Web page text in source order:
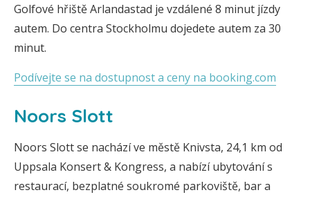
Golfové hřiště Arlandastad je vzdálené 8 minut jízdy
autem. Do centra Stockholmu dojedete autem za 30
minut.
Podívejte se na dostupnost a ceny na booking.com
Noors Slott
Noors Slott se nachází ve městě Knivsta, 24,1 km od
Uppsala Konsert & Kongress, a nabízí ubytování s
restaurací, bezplatné soukromé parkoviště, bar a